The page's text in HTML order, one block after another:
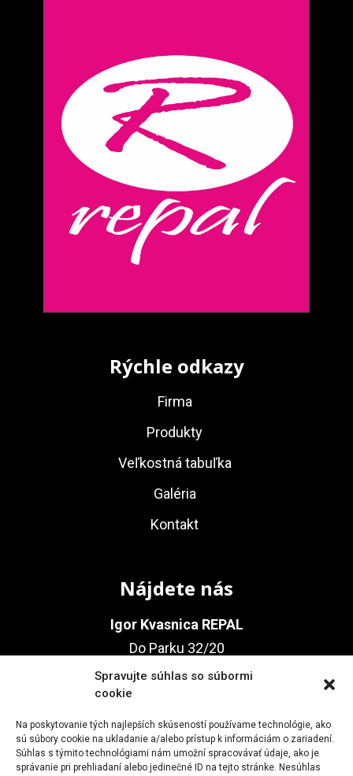
Spravujte súhlas so súbormi
cookie
Na poskytovanie tých najlepších skúseností používame technológie, ako
sú súbory cookie na ukladanie a/alebo prístup k informáciám o zariadení.
Súhlas s týmito technológiami nám umožní spracovávať údaje, ako je
správanie pri prehliadaní alebo jedinečné ID na tejto stránke. Nesúhlas
Rýchle odkazy
Firma
Produkty
Veľkostná tabuľka
Galéria
Kontakt
Nájdete nás
Igor Kvasnica REPAL
Do Parku 32/20
010 03 Žilina
Kontakt